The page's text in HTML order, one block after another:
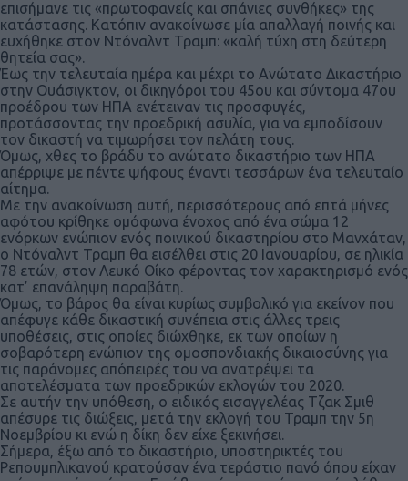
επισήμανε τις «πρωτοφανείς και σπάνιες συνθήκες» της
κατάστασης. Κατόπιν ανακοίνωσε μία απαλλαγή ποινής και
ευχήθηκε στον Ντόναλντ Τραμπ: «καλή τύχη στη δεύτερη
θητεία σας».
Έως την τελευταία ημέρα και μέχρι το Ανώτατο Δικαστήριο
στην Ουάσιγκτον, οι δικηγόροι του 45ου και σύντομα 47ου
προέδρου των ΗΠΑ ενέτειναν τις προσφυγές,
προτάσσοντας την προεδρική ασυλία, για να εμποδίσουν
τον δικαστή να τιμωρήσει τον πελάτη τους.
Όμως, χθες το βράδυ το ανώτατο δικαστήριο των ΗΠΑ
απέρριψε με πέντε ψήφους έναντι τεσσάρων ένα τελευταίο
αίτημα.
Με την ανακοίνωση αυτή, περισσότερους από επτά μήνες
αφότου κρίθηκε ομόφωνα ένοχος από ένα σώμα 12
ενόρκων ενώπιον ενός ποινικού δικαστηρίου στο Μανχάταν,
ο Ντόναλντ Τραμπ θα εισέλθει στις 20 Ιανουαρίου, σε ηλικία
78 ετών, στον Λευκό Οίκο φέροντας τον χαρακτηρισμό ενός
κατ’ επανάληψη παραβάτη.
Όμως, το βάρος θα είναι κυρίως συμβολικό για εκείνον που
απέφυγε κάθε δικαστική συνέπεια στις άλλες τρεις
υποθέσεις, στις οποίες διώχθηκε, εκ των οποίων η
σοβαρότερη ενώπιον της ομοσπονδιακής δικαιοσύνης για
τις παράνομες απόπειρές του να ανατρέψει τα
αποτελέσματα των προεδρικών εκλογών του 2020.
Σε αυτήν την υπόθεση, ο ειδικός εισαγγελέας Τζακ Σμιθ
απέσυρε τις διώξεις, μετά την εκλογή του Τραμπ την 5η
Νοεμβρίου κι ενώ η δίκη δεν είχε ξεκινήσει.
Σήμερα, έξω από το δικαστήριο, υποστηρικτές του
Ρεπουμπλικανού κρατούσαν ένα τεράστιο πανό όπου είχαν